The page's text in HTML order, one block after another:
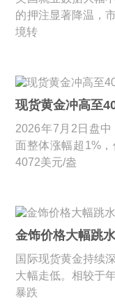
的押注显著降温，
境转
现货黄金冲高至
2026年7月2日盘
面整体涨幅超1%
4072美元/盎
金饰价格大幅跳
国际现货黄金持续
大幅走低。相较于
暴跌